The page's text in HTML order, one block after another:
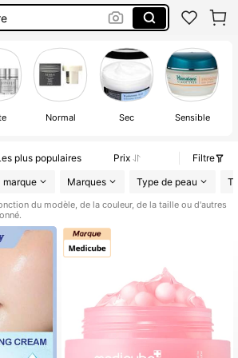
Normal Sec Sensible
plus populaires Prix
Filtre
marque Marques Type de peau
du modèle, de la couleur, de la taille ou d'autres